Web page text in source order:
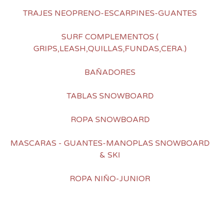
TRAJES NEOPRENO-ESCARPINES-GUANTES
SURF COMPLEMENTOS (
GRIPS,LEASH,QUILLAS,FUNDAS,CERA.)
BAÑADORES
TABLAS SNOWBOARD
ROPA SNOWBOARD
MASCARAS - GUANTES-MANOPLAS SNOWBOARD
& SKI
ROPA NIÑO-JUNIOR